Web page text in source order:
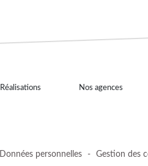
Réalisations Nos agences
Données personnelles - Gestion des